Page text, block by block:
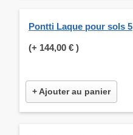
Pontti Laque pour sols 5
(+ 144,00 € )
+ Ajouter au panier